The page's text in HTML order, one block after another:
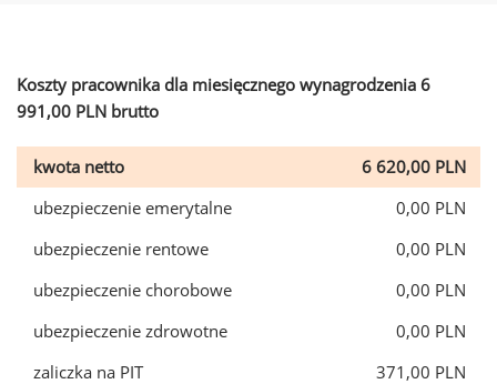
Koszty pracownika dla miesięcznego wynagrodzenia 6
991,00 PLN brutto
kwota netto
6 620,00 PLN
ubezpieczenie emerytalne
0,00 PLN
ubezpieczenie rentowe
0,00 PLN
ubezpieczenie chorobowe
0,00 PLN
ubezpieczenie zdrowotne
0,00 PLN
zaliczka na PIT
371,00 PLN